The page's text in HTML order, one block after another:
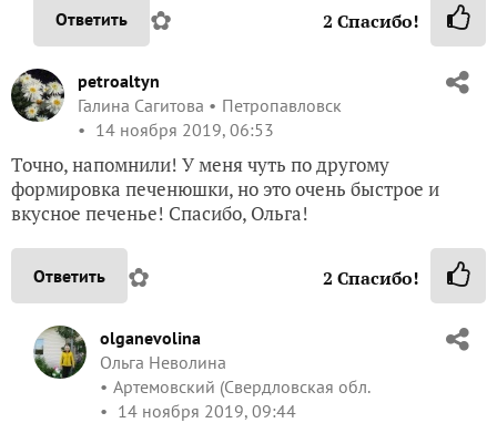
Ответить ✿ 2 Спасибо!
petroaltyn
Галина Сагитова
Петропавловск
14 ноября 2019, 06:53
Точно, напомнили! У меня чуть по другому
формировка печенюшки, но это очень быстрое и
вкусное печенье! Спасибо, Ольга!
Ответить ✿ 2 Спасибо!
olganevolina
Ольга Неволина
Артемовский (Свердловская обл.
14 ноября 2019, 09:44